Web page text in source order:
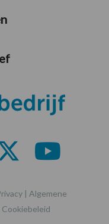
| Algemene
Cookiebeleid